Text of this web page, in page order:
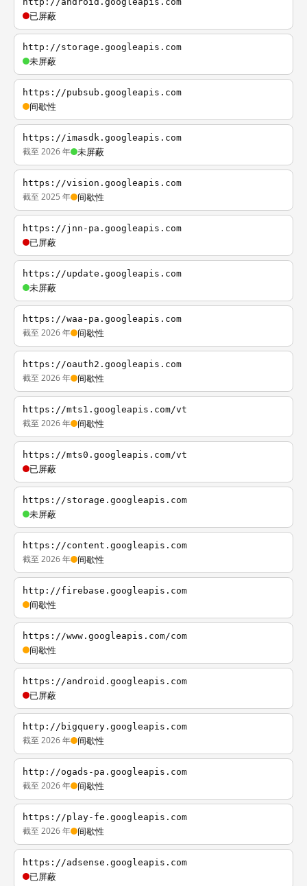
已屏蔽
http://storage.googleapis.com
未屏蔽
https://pubsub.googleapis.com
间歇性
https://imasdk.googleapis.com
截至 2026 年 未屏蔽
https://vision.googleapis.com
截至 2025 年 间歇性
https://jnn-pa.googleapis.com
已屏蔽
https://update.googleapis.com
未屏蔽
https://waa-pa.googleapis.com
截至 2026 年 间歇性
https://oauth2.googleapis.com
截至 2026 年 间歇性
https://mts1.googleapis.com/vt
截至 2026 年 间歇性
https://mts0.googleapis.com/vt
已屏蔽
https://storage.googleapis.com
未屏蔽
https://content.googleapis.com
截至 2026 年 间歇性
http://firebase.googleapis.com
间歇性
https://www.googleapis.com/com
间歇性
https://android.googleapis.com
已屏蔽
http://bigquery.googleapis.com
截至 2026 年 间歇性
http://ogads-pa.googleapis.com
截至 2026 年 间歇性
https://play-fe.googleapis.com
截至 2026 年 间歇性
https://adsense.googleapis.com
已屏蔽